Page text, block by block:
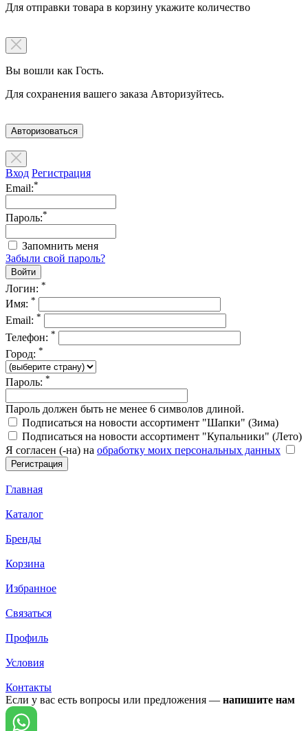
Для отправки товара в корзину укажите количество
Вы вошли как Гость.
Для сохранения вашего заказа Авторизуйтесь.
Авторизоваться
Вход Регистрация
Email:*
Пароль:*
Запомнить меня
Забыли свой пароль?
Логин: *
Имя: *
Email: *
Телефон: *
Город: *
Пароль: *
Пароль должен быть не менее 6 символов длиной.
Подписаться на новости ассортимент "Шапки" (Зима)
Подписаться на новости ассортимент "Купальники" (Лето)
Я согласен (-на) на обработку моих персональных данных
Главная
Каталог
Бренды
Корзина
Избранное
Связаться
Профиль
Условия
Контакты
Если у вас есть вопросы или предложения — напишите нам